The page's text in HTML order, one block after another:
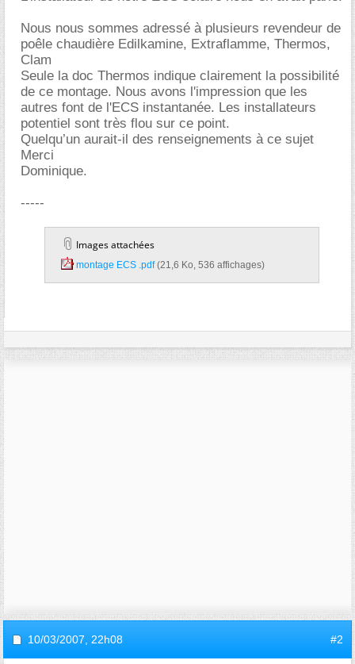
Nous nous sommes adressé à plusieurs revendeur de
poêle chaudière Edilkamine, Extraflamme, Thermos,
Clam
Seule la doc Thermos indique clairement la possibilité
de ce montage. Nous avons l'impression que les
autres font de l'ECS instantanée. Les installateurs
potentiel sont très flou sur ce point.
Quelqu’un aurait-il des renseignements à ce sujet
Merci
Dominique.
-----
Images attachées
montage ECS .pdf‎ (21,6 Ko, 536 affichages)
10/03/2007, 22h08 #2